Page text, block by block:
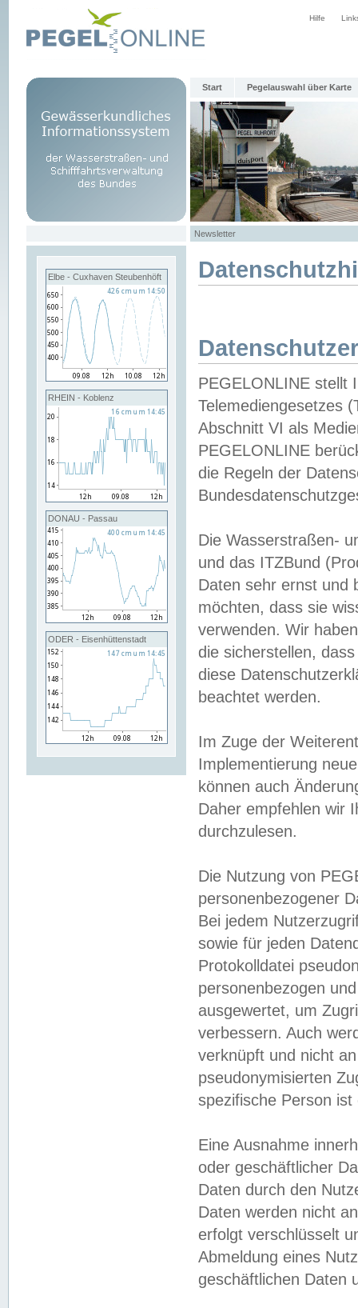
Hilfe
Start Pegelauswahl über Karte
Newsletter
Elbe - Cuxhaven Steubenhöft
RHEIN - Koblenz
DONAU - Passau
ODER - Eisenhüttenstadt
PEGELONLINE stellt
Telemediengesetzes
Abschnitt VI als
PEGELONLINE
die Regeln der
Die Wasserstraßen-
und das ITZBund
Daten sehr ernst und
möchten, dass sie
verwenden. Wir
die sicherstellen,
diese
beachtet werden.
Im Zuge der
Implementierung
können auch
Daher empfehlen wir
durchzulesen.
Die Nutzung von
personenbezogener
Bei jedem
sowie für jeden
Protokolldatei
personenbezogen
ausgewertet, um
verbessern. Auch
verknüpft und nicht
pseudonymisierten
spezifische Person
Eine Ausnahme
oder geschäftlicher
Daten durch den
Daten werden nicht
erfolgt verschlüsselt
Abmeldung eines
geschäftlichen Daten